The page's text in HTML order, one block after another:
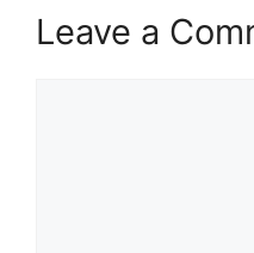
Leave a